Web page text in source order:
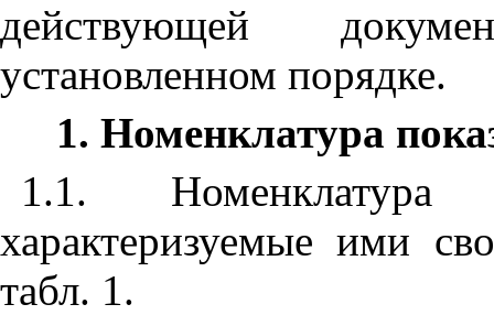
действующей
установленном порядке.
1. Номенклатура
1.1. Номенклатура
характеризуемые ими
табл. 1.